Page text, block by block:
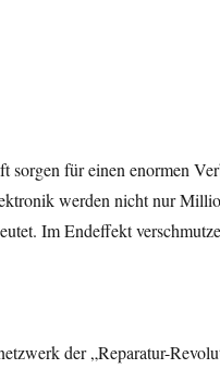
sorgen für einen enormen
werden nicht nur
Im Endeffekt
der „Reparatur-